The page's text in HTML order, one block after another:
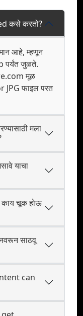
कसे करतो?
आहे, म्हणून
पर्यंत जुळते.
मूळ
JPG फाइल परत
मला
याचा
काय चूक होऊ
साठवू
can